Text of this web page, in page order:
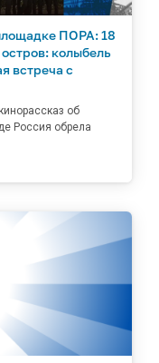
ПОРА: 18
колыбель
встреча с
об
Россия обрела